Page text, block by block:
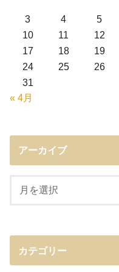
3
4 5
10
11 12
17
18 19
24
25 26
31
« 4月
アーカイブ
カテゴリー